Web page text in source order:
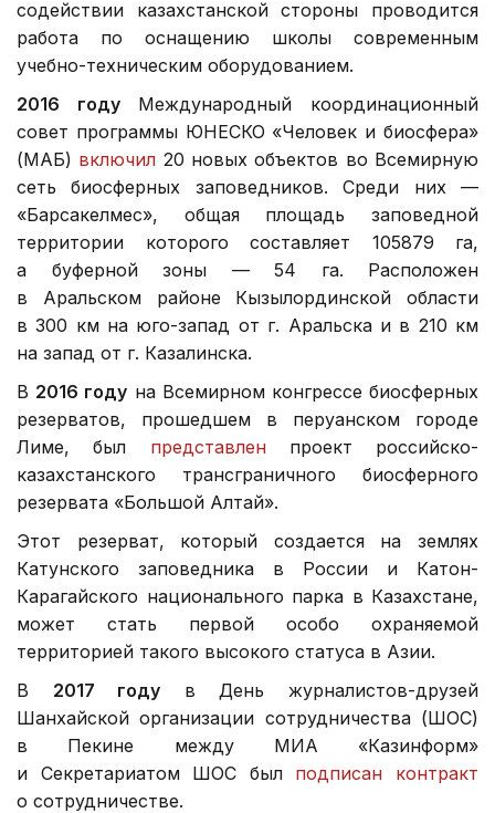
содействии казахстанской стороны проводится
работа по оснащению школы современным
учебно-техническим оборудованием.
2016 годуМеждународный координационный
совет программы ЮНЕСКО «Человек и биосфера»
(МАБ) включил 20 новых объектов во Всемирную
сеть биосферных заповедников. Среди них —
«Барсакелмес», общая площадь заповедной
территории которого составляет 105879 га,
а буферной зоны — 54 га. Расположен
в Аральском районе Кызылординской области
в 300 км на юго-запад от г. Аральска и в 210 км
на запад от г. Казалинска.
В 2016 году на Всемирном конгрессе биосферных
резерватов, прошедшем в перуанском городе
Лиме, был представленпроект российско-
казахстанского трансграничного биосферного
резервата «Большой Алтай».
Этот резерват, который создается на землях
Катунского заповедника в России и Катон-
Карагайского национального парка в Казахстане,
может стать первой особо охраняемой
территорией такого высокого статуса в Азии.
В 2017 году в День журналистов-друзей
Шанхайской организации сотрудничества (ШОС)
в Пекине между МИА «Казинформ»
и Секретариатом ШОС был подписан контракт
о сотрудничестве.